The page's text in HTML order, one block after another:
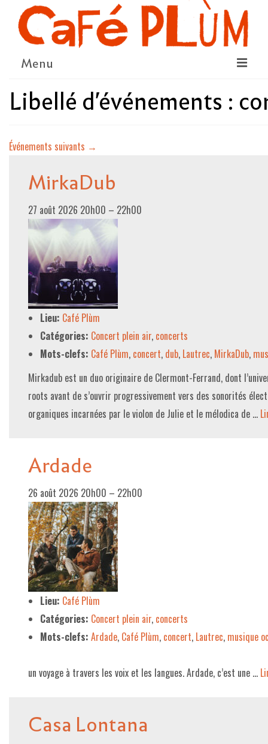
Menu
LE PROJET
LE CONSEIL COOPÉRATIF
DÉTAIL DES ÉVÉNEMENTS
LA SAISON CULTURELLE
AMI·ES ARTISTES
LE PROJET DE TERRITOIRE
LE CAFÉ/RESTO
LES FORMULES
NOS FOURNISSEUR·EUSE·S
LA LIBRAIRIE
COMMANDER UN LIVRE
LES EXPOSITIONS
INFOS & ACCESSIBILITÉ
Libellé d'événements :
Événements suivants →
MirkaDub
27 août 2026 20h00 – 22h00
Lieu: Café Plùm
Catégories: Concert plein air, concerts
Mots-clefs: Café Plùm, concert, dub, Lautrec, MirkaDub,
Mirkadub est un duo originaire de Clermont-Ferrand, dont
roots avant de s’ouvrir progressivement vers des sonorités
organiques incarnées par le violon de Julie et le mélodica de …
Ardade
26 août 2026 20h00 – 22h00
Lieu: Café Plùm
Catégories: Concert plein air, concerts
Mots-clefs: Ardade, Café Plùm, concert, Lautrec, musique
un voyage à travers les voix et les langues. Ardade, c’est une …
Casa Lontana